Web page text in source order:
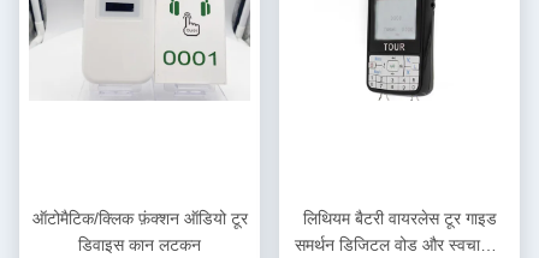
ऑटोमैटिक/क्लिक फ़ंक्शन ऑडियो टूर
डिवाइस कान लटकन
लिथियम बैटरी वायरलेस टूर गाइड
समर्थन डिजिटल वोड और स्वचालित